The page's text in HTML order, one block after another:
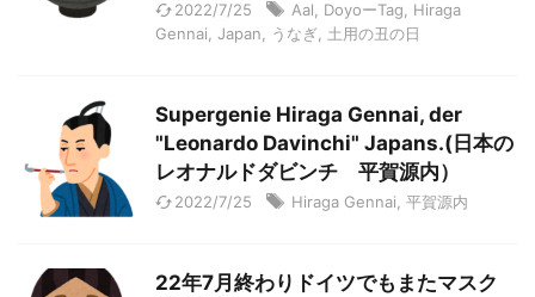
2022/7/25 Aal DoyoーTag
Hiraga
Gennai Japan うなぎ 土用の丑の日
Supergenie Hiraga Gennai, der
"Leonardo Davinchi" Japans.(日本の
レオナルドダビンチ 平賀源内）
2022/7/25 Hiraga Gennai 平賀源内
22年7月終わりドイツでもまたマスク